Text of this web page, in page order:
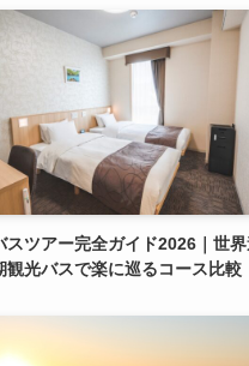
スツアー完全ガイド2026｜世
観光バスで楽に巡るコース比較